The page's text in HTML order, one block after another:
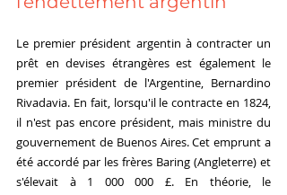
Le premier président argentin à contracter un
prêt en devises étrangères est également le
premier président de l'Argentine, Bernardino
Rivadavia. En fait, lorsqu'il le contracte en 1824,
il n'est pas encore président, mais ministre du
gouvernement de Buenos Aires. Cet emprunt a
été accordé par les frères Baring (Angleterre) et
s'élevait à 1 000 000 £. En théorie, le